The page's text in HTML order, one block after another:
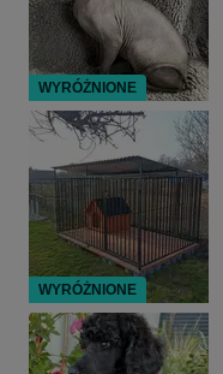
WYRÓŻNIONE
WYRÓŻNIONE